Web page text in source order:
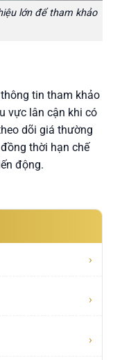
lớn để tham khảo
tin tham khảo
vực lân cận khi có
dõi giá thường
thời hạn chế
động.
›
›
›